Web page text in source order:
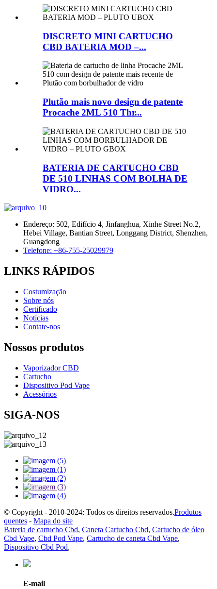
DISCRETO MINI CARTUCHO
CBD BATERIA MOD –...
Plutão mais novo design de patente
Procache 2ML 510 Thr...
BATERIA DE CARTUCHO CBD
DE 510 LINHAS COM BOLHA DE
VIDRO...
Endereço: 502, Edifício 4, Jinfanghua, Xinhe Street No.2,
Hebei Village, Bantian Street, Longgang District, Shenzhen,
Guangdong
Telefone: +86-755-25029979
LINKS RÁPIDOS
Costumização
Sobre nós
Certificado
Notícias
Contate-nos
Nossos produtos
Vaporizador CBD
Cartucho
Dispositivo Pod Vape
Acessórios
SIGA-NOS
© Copyright - 2010-2024: Todos os direitos reservados.Produtos
quentes - Mapa do site
Bateria de cartucho Cbd, Caneta Cartucho Cbd, Cartucho de óleo
Cbd Vape, Cbd Pod Vape, Cartucho de caneta Cbd Vape,
Dispositivo Cbd Pod,
E-mail